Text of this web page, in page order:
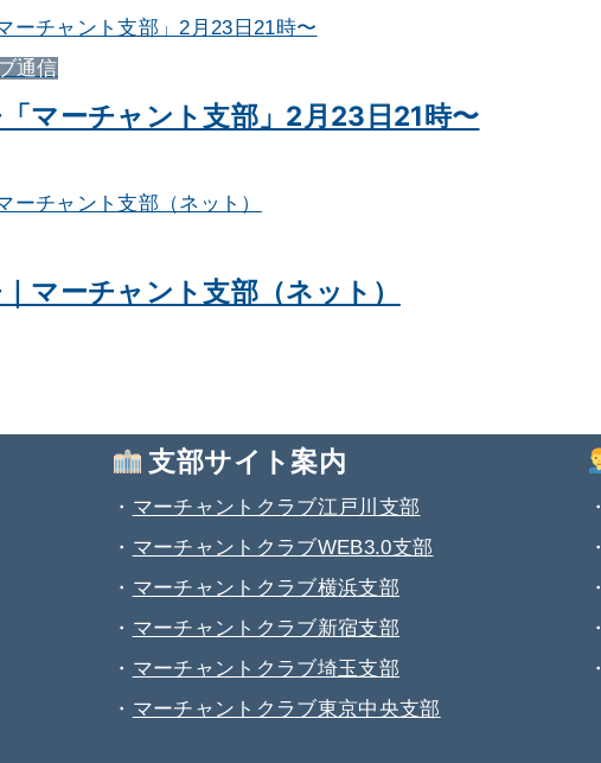
通信
マーチャント支部」2月23日21時〜
マーチャント支部（ネット）
支部サイト案内
・ マーチャントクラブ江戸川支部
・ マーチャントクラブWEB3.0支部
・ マーチャントクラブ横浜支部
・ マーチャントクラブ新宿支部
・ マーチャントクラブ埼玉支部
・ マーチャントクラブ東京中央支部